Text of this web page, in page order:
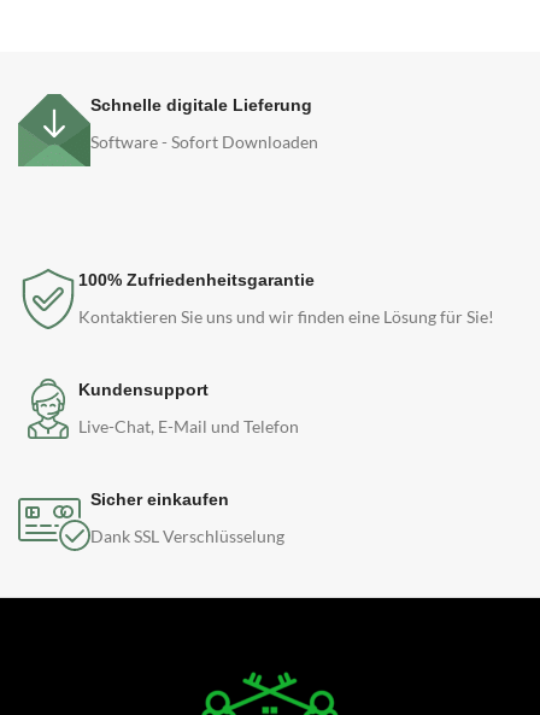
Schnelle digitale Lieferung
Software - Sofort Downloaden
100% Zufriedenheitsgarantie
Kontaktieren Sie uns und wir finden eine Lösung für Sie!
Kundensupport
Live-Chat, E-Mail und Telefon
Sicher einkaufen
Dank SSL Verschlüsselung